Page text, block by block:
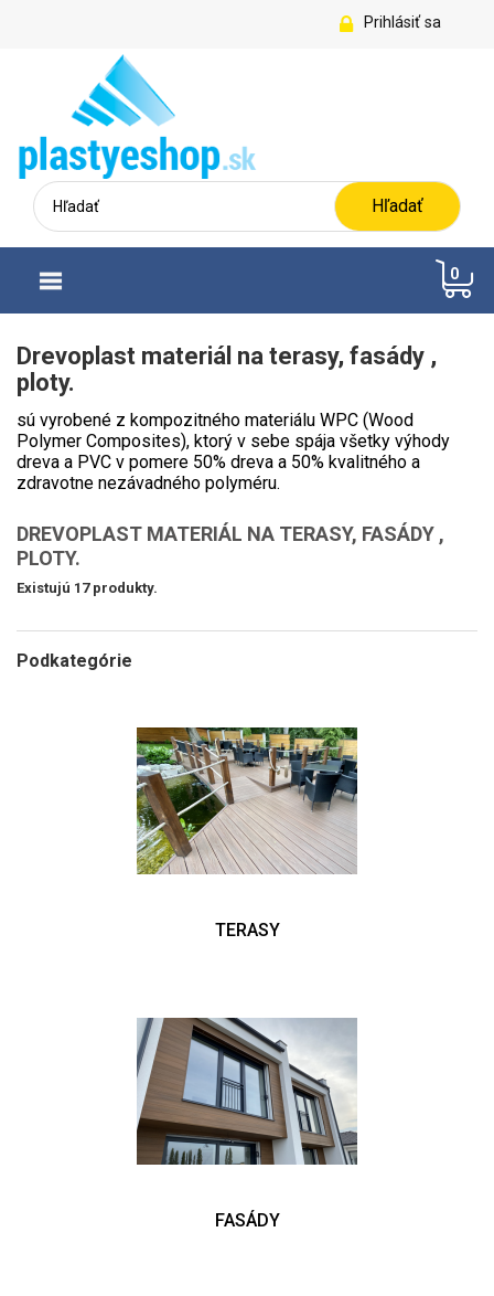
Prihlásiť sa
0
Hľadať
Drevoplast materiál na terasy, fasády ,
ploty.
sú vyrobené z kompozitného materiálu WPC (Wood
Polymer Composites), ktorý v sebe spája všetky výhody
dreva a PVC v pomere 50% dreva a 50% kvalitného a
zdravotne nezávadného polyméru.
DREVOPLAST MATERIÁL NA TERASY, FASÁDY ,
PLOTY.
Existujú 17 produkty.
Podkategórie
TERASY
FASÁDY